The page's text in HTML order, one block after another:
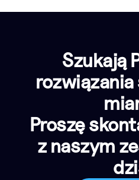
Szukają
Proszę
z naszym